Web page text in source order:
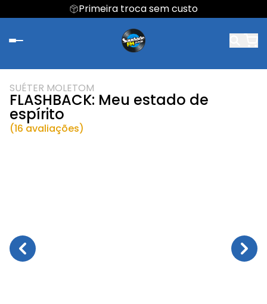
Primeira troca sem custo
SUÉTER MOLETOM
FLASHBACK: Meu estado de
espírito
(16 avaliações)